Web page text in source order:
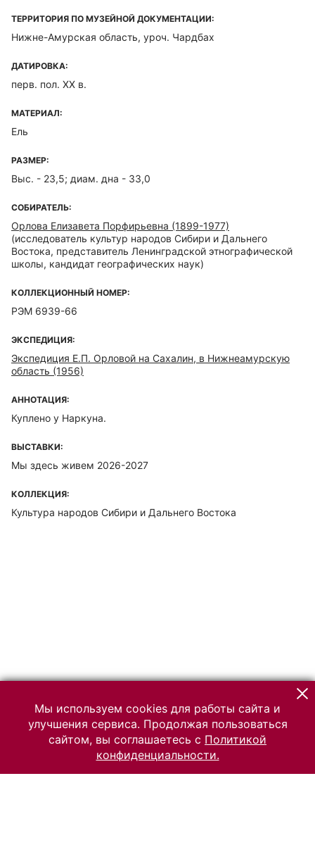
ТЕРРИТОРИЯ ПО МУЗЕЙНОЙ ДОКУМЕНТАЦИИ:
Нижне-Амурская область, уроч. Чардбах
ДАТИРОВКА:
перв. пол. XX в.
МАТЕРИАЛ:
Ель
РАЗМЕР:
Выс. - 23,5; диам. дна - 33,0
СОБИРАТЕЛЬ:
Орлова Елизавета Порфирьевна (1899-1977)
(исследователь культур народов Сибири и Дальнего
Востока, представитель Ленинградской этнографической
школы, кандидат географических наук)
КОЛЛЕКЦИОННЫЙ НОМЕР:
РЭМ 6939-66
ЭКСПЕДИЦИЯ:
Экспедиция Е.П. Орловой на Сахалин, в Нижнеамурскую
область (1956)
АННОТАЦИЯ:
Куплено у Наркуна.
ВЫСТАВКИ:
Мы здесь живем 2026-2027
КОЛЛЕКЦИЯ:
Культура народов Сибири и Дальнего Востока
Мы используем cookies для работы сайта и
улучшения сервиса. Продолжая пользоваться
сайтом, вы соглашаетесь с Политикой
конфиденциальности.